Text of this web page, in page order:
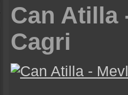
Can Atilla
Cagri